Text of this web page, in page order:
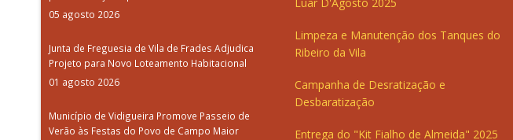
05 agosto 2026
Junta de Freguesia de Vila de Frades Adjudica
Projeto para Novo Loteamento Habitacional
01 agosto 2026
Município de Vidigueira Promove Passeio de
Verão às Festas do Povo de Campo Maior
Limpeza e Manutenção dos Tanques do
Ribeiro da Vila
Campanha de Desratização e
Desbaratização
Entrega do "Kit Fialho de Almeida" 2025